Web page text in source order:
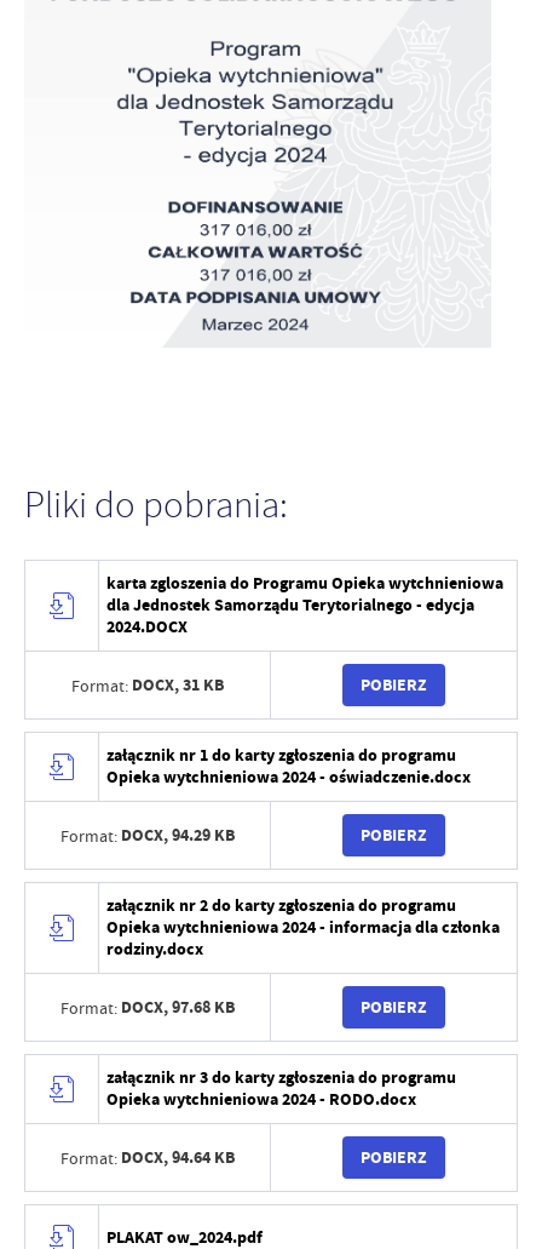
Pliki do pobrania:
karta zgloszenia do Programu Opieka wytchnieniowa
dla Jednostek Samorządu Terytorialnego - edycja
2024.DOCX
Format: DOCX,31 KB POBIERZ
załącznik nr 1 do karty zgłoszenia do programu
Opieka wytchnieniowa 2024 - oświadczenie.docx
Format: DOCX,94.29 KB POBIERZ
załącznik nr 2 do karty zgłoszenia do programu
Opieka wytchnieniowa 2024 - informacja dla członka
rodziny.docx
Format: DOCX,97.68 KB POBIERZ
załącznik nr 3 do karty zgłoszenia do programu
Opieka wytchnieniowa 2024 - RODO.docx
Format: DOCX,94.64 KB POBIERZ
PLAKAT ow_2024.pdf